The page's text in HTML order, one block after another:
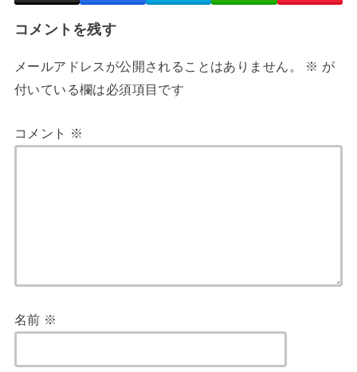
コメントを残す
メールアドレスが公開されることはありません。 ※ が
付いている欄は必須項目です
コメント ※
名前 ※